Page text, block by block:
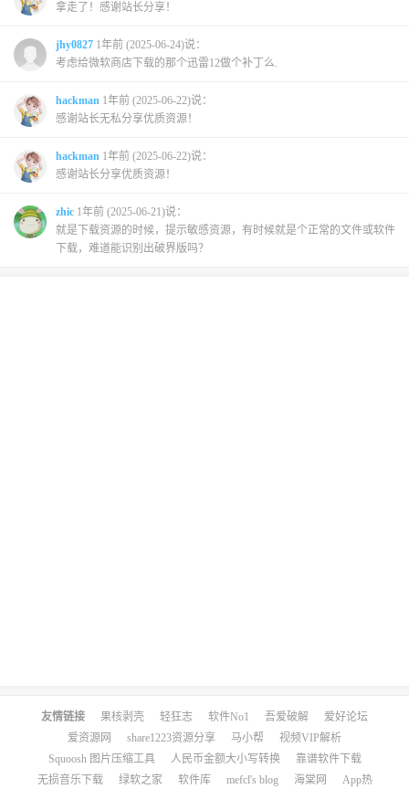
拿走了！感谢站长分享！
jhy0827 1年前 (2025-06-24)说：
考虑给微软商店下载的那个迅雷12做个补丁么.
hackman 1年前 (2025-06-22)说：
感谢站长无私分享优质资源！
hackman 1年前 (2025-06-22)说：
感谢站长分享优质资源！
zhic 1年前 (2025-06-21)说：
就是下载资源的时候，提示敏感资源，有时候就是个正常的文件或软件
下载，难道能识别出破界版吗？
友情链接 果核剥壳 轻狂志 软件No1 吾爱破解
爱好论坛
爱资源网
share1223资源分享 马小帮
视频VIP解析
Squoosh 图片压缩工具
人民币金额大小写转换
靠谱软件下载
无损音乐下载
绿软之家 软件库 mefcl's blog 海棠网 App热